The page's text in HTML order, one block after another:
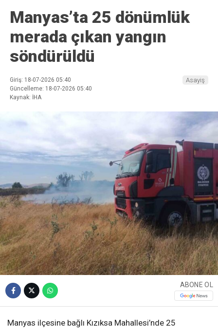
Manyas’ta 25 dönümlük
merada çıkan yangın
söndürüldü
Giriş: 18-07-2026 05:40
Güncelleme: 18-07-2026 05:40
Kaynak: İHA
Asayiş
ABONE OL
Manyas ilçesine bağlı Kızıksa Mahallesi’nde 25